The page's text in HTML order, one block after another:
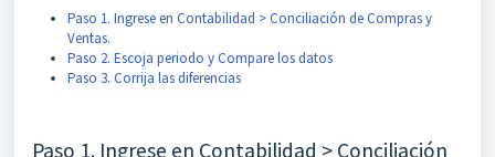
Paso 1. Ingrese en Contabilidad > Conciliación de Compras y
Ventas.
Paso 2. Escoja periodo y Compare los datos
Paso 3. Corrija las diferencias
Paso 1. Ingrese en Contabilidad > Conciliación